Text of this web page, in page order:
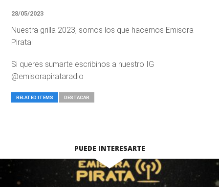
28/05/2023
Nuestra grilla 2023, somos los que hacemos Emisora
Pirata!
Si queres sumarte escribinos a nuestro IG
@emisorapirataradio
RELATED ITEMS DESTACAR
PUEDE INTERESARTE